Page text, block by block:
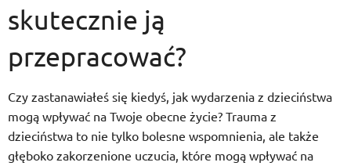
skutecznie ją
przepracować?
Czy zastanawiałeś się kiedyś, jak wydarzenia z dzieciństwa
mogą wpływać na Twoje obecne życie? Trauma z
dzieciństwa to nie tylko bolesne wspomnienia, ale także
głęboko zakorzenione uczucia, które mogą wpływać na